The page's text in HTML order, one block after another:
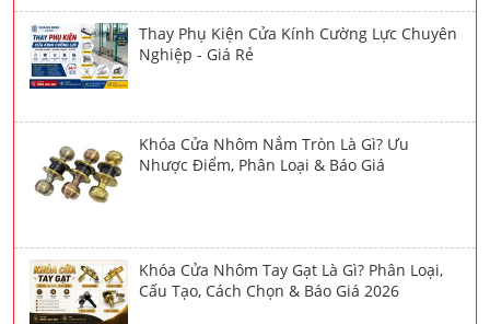
Thay Phụ Kiện Cửa Kính Cường Lực Chuyên
Nghiệp - Giá Rẻ
Khóa Cửa Nhôm Nắm Tròn Là Gì? Ưu
Nhược Điểm, Phân Loại & Báo Giá
Khóa Cửa Nhôm Tay Gạt Là Gì? Phân Loại,
Cấu Tạo, Cách Chọn & Báo Giá 2026